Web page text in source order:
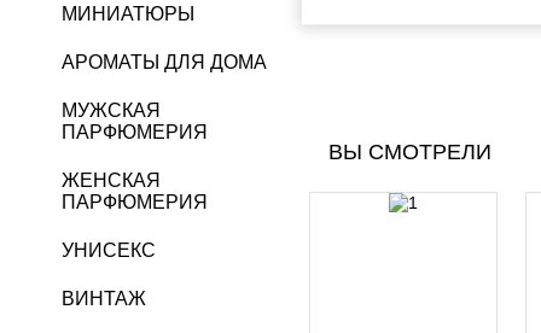
ВЫ СМОТРЕЛИ
МИНИАТЮРЫ
АРОМАТЫ ДЛЯ ДОМА
МУЖСКАЯ
ПАРФЮМЕРИЯ
ЖЕНСКАЯ
ПАРФЮМЕРИЯ
УНИСЕКС
ВИНТАЖ